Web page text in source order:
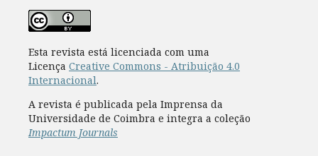
Esta revista está licenciada com uma
Licença Creative Commons - Atribuição 4.0
Internacional.
A revista é publicada pela Imprensa da
Universidade de Coimbra e integra a coleção
Impactum Journals